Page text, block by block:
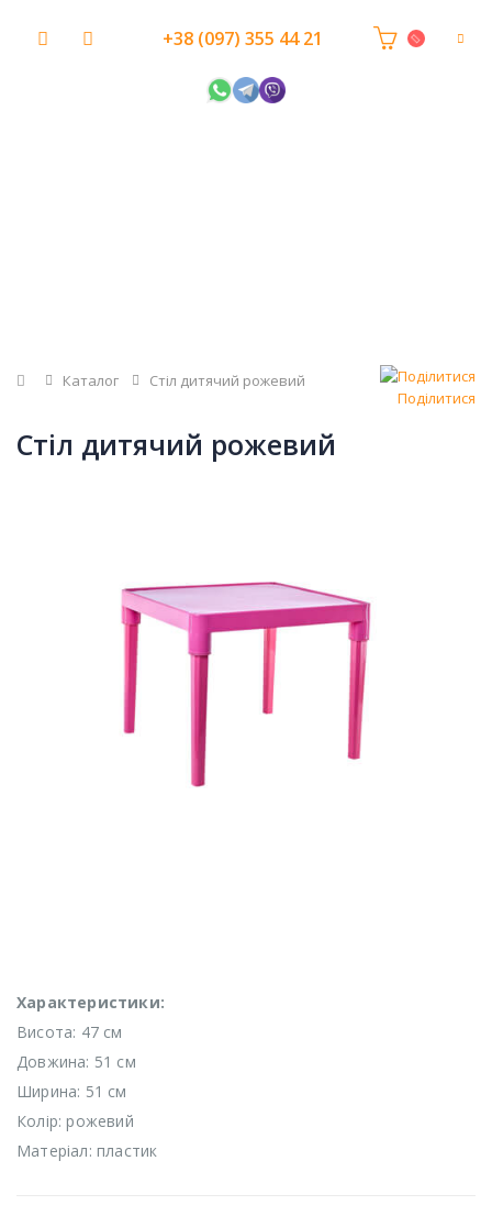
+38 (097) 355 44 21
Головна
Каталог
Стіл дитячий рожевий
Поділитися
Стіл дитячий рожевий
Характеристики:
Висота: 47 см
Довжина: 51 см
Ширина: 51 см
Колір: рожевий
Матеріал: пластик